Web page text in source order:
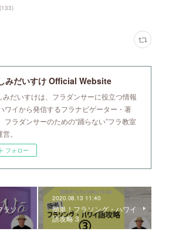
(133)
みだいすけ Official Website
みだいすけは、フラダンサーに役立つ情報
ワイから発信するフラナビゲーター・著
フラダンサーのための“踊らない”フラ教室
。
フォロー
ラソ
2020.08.13 11:40
簡単！フラソング・ハワイ
語攻略３